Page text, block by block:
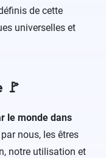
de cette
universelles et
🚩
le monde dans
nous, les êtres
notre utilisation et